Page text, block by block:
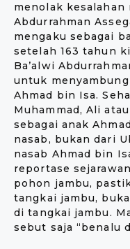
menolak
Abdurrahman
mengaku sebagai
setelah 163 tahun
Ba’alwi
untuk
Ahmad bin Isa.
Muhammad, Ali
sebagai anak
nasab, bukan dari
nasab Ahmad bin
reportase
pohon jambu,
tangkai jambu,
di tangkai jambu.
sebut saja “benalu